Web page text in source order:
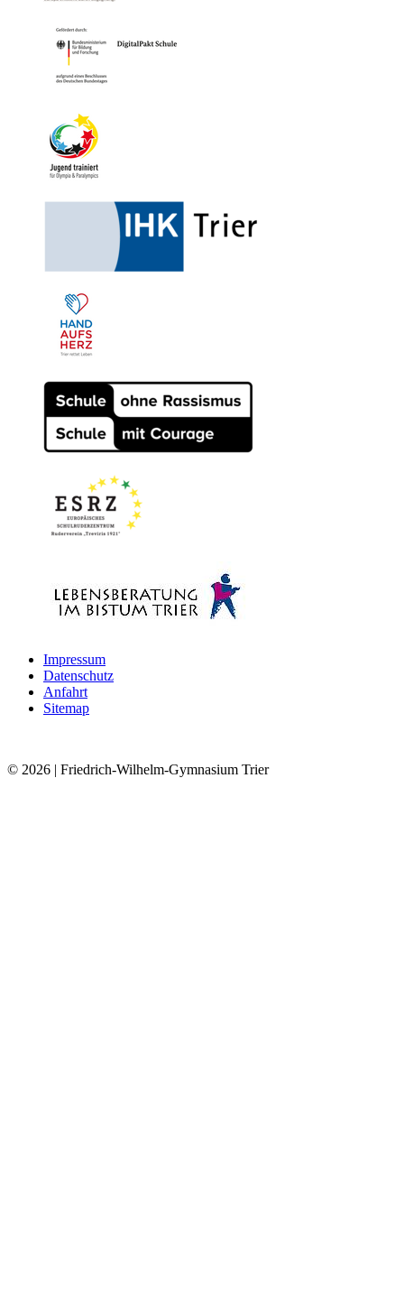
Impressum
Datenschutz
Anfahrt
Sitemap
© 2026 | Friedrich-Wilhelm-Gymnasium Trier